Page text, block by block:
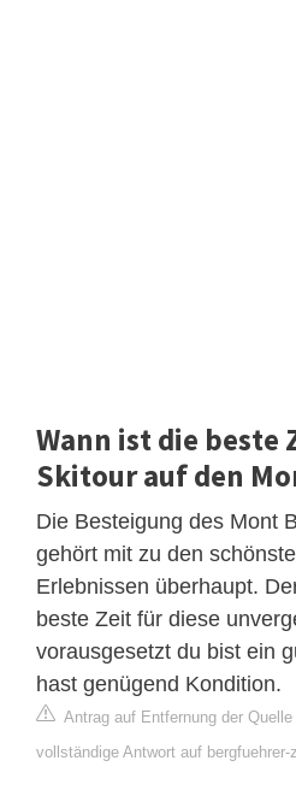
Wann ist die beste
Skitour auf den
Die Besteigung des Mont
gehört mit zu den
Erlebnissen überhaupt.
beste Zeit für diese
vorausgesetzt du bist ein
hast genügend Kondition.
Antrag auf Entfernung der Quelle
vollständige Antwort auf